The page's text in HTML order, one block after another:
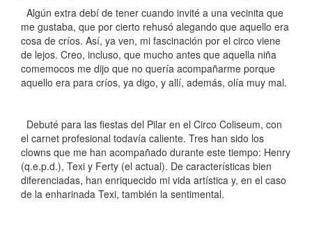
Algún extra debí de tener cuando invité a una vecinita que
me gustaba, que por cierto rehusó alegando que aquello era
cosa de críos. Así, ya ven, mi fascinación por el circo viene
de lejos. Creo, incluso, que mucho antes que aquella niña
comemocos me dijo que no quería acompañarme porque
aquello era para críos, ya digo, y allí, además, olía muy mal.
Debuté para las fiestas del Pilar en el Circo Coliseum, con
el carnet profesional todavía caliente. Tres han sido los
clowns que me han acompañado durante este tiempo: Henry
(q.e.p.d.), Texi y Ferty (el actual). De características bien
diferenciadas, han enriquecido mi vida artística y, en el caso
de la enharinada Texi, también la sentimental.